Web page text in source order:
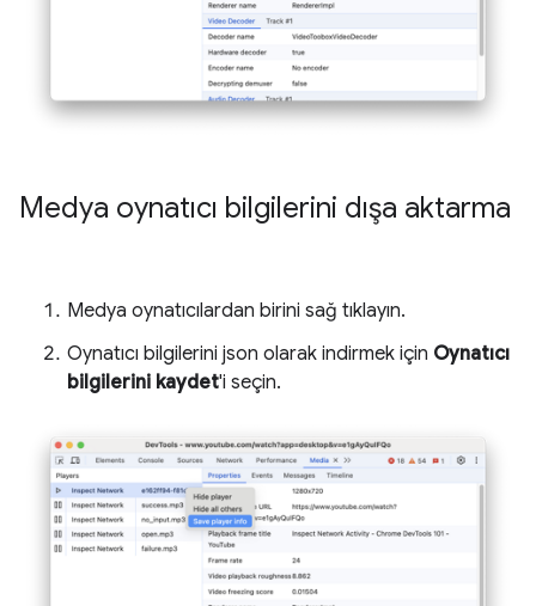
Medya oynatıcı bilgilerini dışa aktarma
Medya oynatıcılardan birini sağ tıklayın.
Oynatıcı bilgilerini json olarak indirmek için Oynatıcı
bilgilerini kaydet'i seçin.